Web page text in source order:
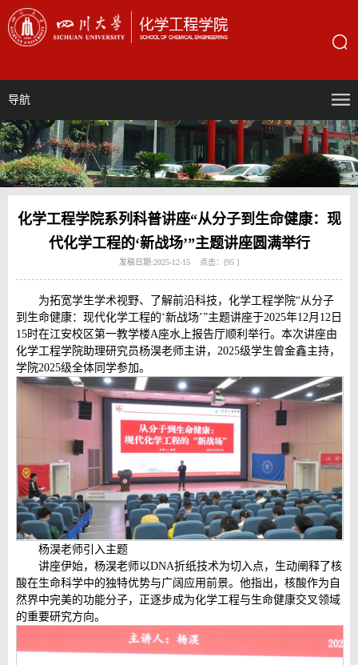
导航
化学工程学院系列科普讲座“从分子到生命健康：现
代化学工程的‘新战场’”主题讲座圆满举行
发稿日期:2025-12-15 点击：[95 ]
为拓宽学生学术视野、了解前沿科技，化学工程学院“从分子
到生命健康：现代化学工程的‘新战场’”主题讲座于2025年12月12日
15时在江安校区第一教学楼A座水上报告厅顺利举行。本次讲座由
化学工程学院助理研究员杨淏老师主讲，2025级学生曾金鑫主持，
学院2025级全体同学参加。
杨淏老师引入主题
讲座伊始，杨淏老师以DNA折纸技术为切入点，生动阐释了核
酸在生命科学中的独特优势与广阔应用前景。他指出，核酸作为自
然界中完美的功能分子，正逐步成为化学工程与生命健康交叉领域
的重要研究方向。